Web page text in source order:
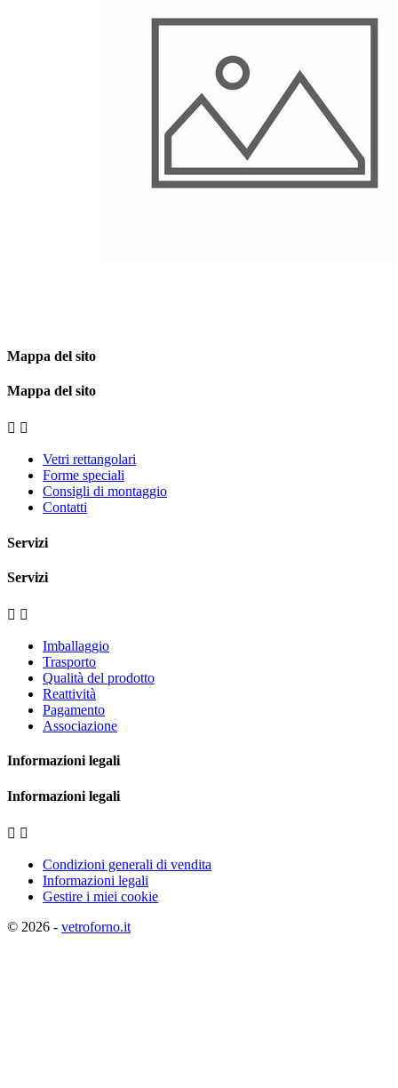
Mappa del sito
Mappa del sito
 
Vetri rettangolari
Forme speciali
Consigli di montaggio
Contatti
Servizi
Servizi
 
Imballaggio
Trasporto
Qualità del prodotto
Reattività
Pagamento
Associazione
Informazioni legali
Informazioni legali
 
Condizioni generali di vendita
Informazioni legali
Gestire i miei cookie
© 2026 - vetroforno.it